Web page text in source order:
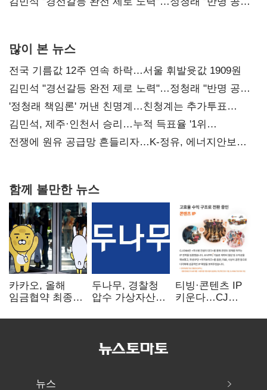
많이 본 뉴스
전국 기름값 12주 연속 하락…서울 휘발윳값 1909원
김민석 "경선갈등 완전 제로 노력"…정청래 "반명 공세
사과부터"
'정청래 책임론' 꺼낸 친명계…친청계는 추가투표
때리기
김민석, 제주·인천서 승리…누적 득표율 '1위
탈환'(종합)
전쟁에 원유 공급망 흔들리자…K-정유, 에너지안보
함께 볼만한 뉴스
카카오, 올해
임금협약 최종
인상·격려금
두나무, 경찰청
압수 가상자산
커스터디 사업
티빙·콘텐츠 IP
키운다…CJ
글로벌 확장 가속
뉴스